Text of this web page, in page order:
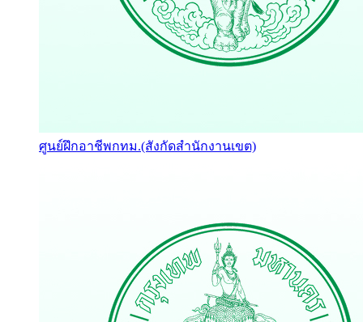
ศูนย์ฝึกอาชีพกทม.(สังกัดสำนักงานเขต)